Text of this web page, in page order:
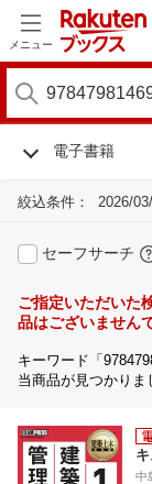
メニュー
電子書籍
絞込条件： 2026/
セーフサーチ
ご指定いただいた
品はございません
キーワード「
当商品が見つかりま
中